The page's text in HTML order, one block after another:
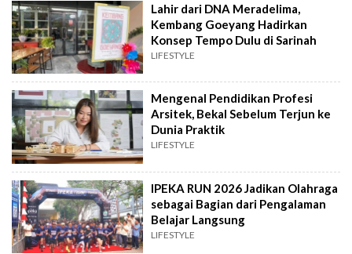
Lahir dari DNA Meradelima,
Kembang Goeyang Hadirkan
Konsep Tempo Dulu di Sarinah
LIFESTYLE
Mengenal Pendidikan Profesi
Arsitek, Bekal Sebelum Terjun ke
Dunia Praktik
LIFESTYLE
IPEKA RUN 2026 Jadikan Olahraga
sebagai Bagian dari Pengalaman
Belajar Langsung
LIFESTYLE